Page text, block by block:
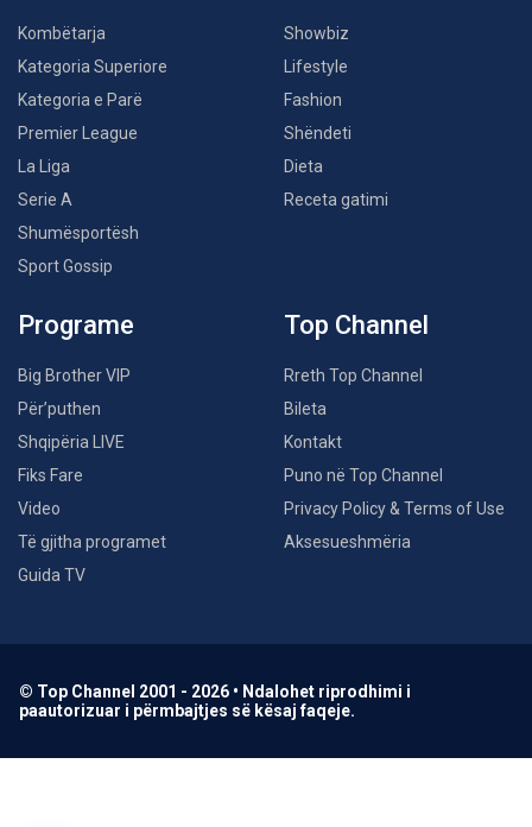
Kombëtarja
Kategoria Superiore
Kategoria e Parë
Premier League
La Liga
Serie A
Shumësportësh
Sport Gossip
Showbiz
Lifestyle
Fashion
Shëndeti
Dieta
Receta gatimi
Programe
Big Brother VIP
Për’puthen
Shqipëria LIVE
Fiks Fare
Video
Të gjitha programet
Guida TV
Top Channel
Rreth Top Channel
Bileta
Kontakt
Puno në Top Channel
Privacy Policy & Terms of Use
Aksesueshmëria
© Top Channel 2001 - 2026 • Ndalohet riprodhimi i
paautorizuar i përmbajtjes së kësaj faqeje.